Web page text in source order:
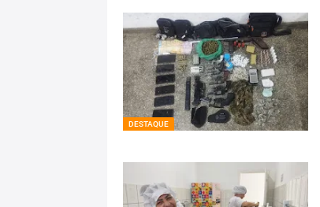
DESTAQUE